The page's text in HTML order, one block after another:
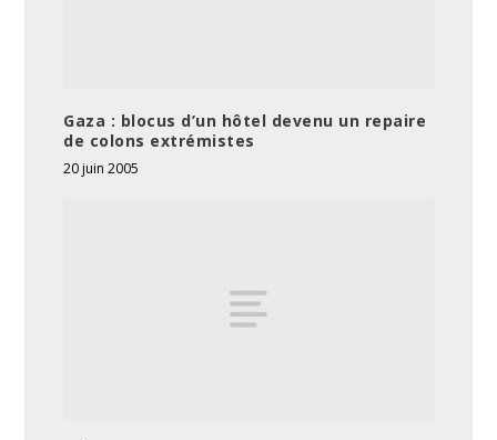
Gaza : blocus d’un hôtel devenu un repaire
de colons extrémistes
20 juin 2005